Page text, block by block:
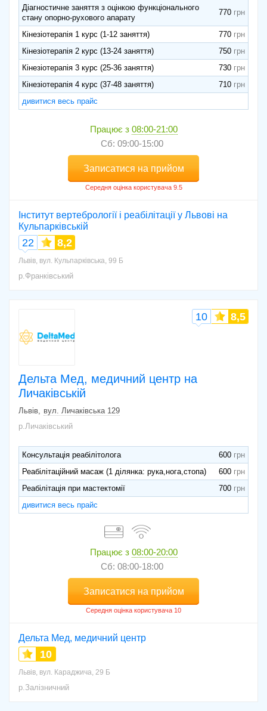
Діагностичне заняття з оцінкою функціонального
стану опорно-рухового апарату
770
Кінезіотерапія 1 курс (1-12 заняття)
770
Кінезіотерапія 2 курс (13-24 заняття)
750
Кінезіотерапія 3 курс (25-36 заняття)
730
Кінезіотерапія 4 курс (37-48 заняття)
710
дивитися весь прайс
Працює з 08:00-21:00
Сб: 09:00-15:00
Записатися на прийом
Інститут вертебрології і реабілітації у Львові на
Кульпарківській
22 8,2
Львів, вул. Кульпарківська, 99 Б
р.Франківський
Дельта Мед, медичний центр на
Личаківській
10 8,5
Львів
вул. Личаківська 129
р.Личаківський
Консультація реабілітолога
600
Реабілітаційний масаж (1 ділянка: рука,нога,стопа)
600
Реабілітація при мастектомії
700
дивитися весь прайс
Працює з 08:00-20:00
Сб: 08:00-18:00
Записатися на прийом
Дельта Мед, медичний центр
10
Львів, вул. Караджича, 29 Б
р.Залізничний